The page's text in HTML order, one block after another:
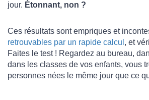
jour. Étonnant, non ?
Ces résultats sont empriques et
retrouvables par un rapide calcul , et
Faites le test ! Regardez au bureau,
dans les classes de vos enfants, vous
personnes nées le même jour que ce